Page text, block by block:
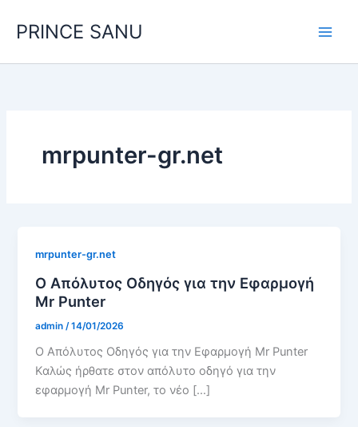
PRINCE SANU
mrpunter-gr.net
mrpunter-gr.net
Ο Απόλυτος Οδηγός για την Εφαρμογή
Mr Punter
admin /14/01/2026
Ο Απόλυτος Οδηγός για την Εφαρμογή Mr Punter
Καλώς ήρθατε στον απόλυτο οδηγό για την
εφαρμογή Mr Punter, το νέο […]